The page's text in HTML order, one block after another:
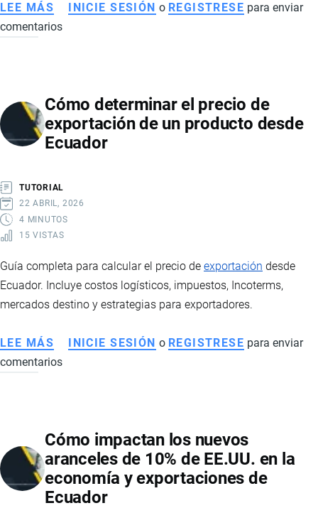
LEE MÁS SOBRE
FDA
PRODUCTOS
ECUATORIANOS
EXPORTADOS
UNIDOS:
RIESGOS,
ALERTAS
NUEVAS
EXIGENCIAS
INICIE SESIÓN o REGISTRESE para enviar
comentarios
Cómo determinar el precio de
exportación de un producto desde
Ecuador
TUTORIAL
22 ABRIL, 2026
4 MINUTOS
15 VISTAS
Guía completa para calcular el precio de exportación desde
Ecuador. Incluye costos logísticos, impuestos, Incoterms,
mercados destino y estrategias para exportadores.
LEE MÁS SOBRE
CÓMO
DE
EXPORTACIÓN
DE
UN
INICIE SESIÓN o REGISTRESE para enviar
comentarios
Cómo impactan los nuevos
aranceles de 10% de EE.UU. en la
economía y exportaciones de
Ecuador